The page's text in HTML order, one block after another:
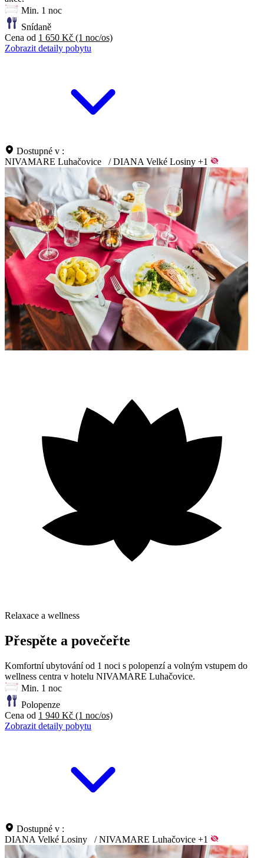
Min. 1 noc
Snídaně
Cena od 1 650 Kč (1 noc/os)
Zobrazit detaily pobytu
Dostupné v :
NIVAMARE Luhačovice
/ DIANA Velké Losiny +1
Relaxace a wellness
Přespěte a povečeřte
Komfortní ubytování od 1 noci s polopenzí a volným vstupem do
wellness centra v hotelu NIVAMARE Luhačovice.
Min. 1 noc
Polopenze
Cena od 1 940 Kč (1 noc/os)
Zobrazit detaily pobytu
Dostupné v :
DIANA Velké Losiny
/ NIVAMARE Luhačovice +1